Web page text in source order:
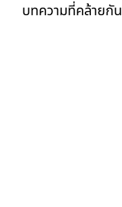
บทความที่คล้ายกัน